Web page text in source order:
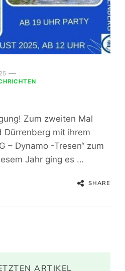
Zum zweiten Mal
Dürrenberg mit ihrem
– Dynamo -Tresen“ zum
Jahr ging es …
SHARE
ARTIKEL